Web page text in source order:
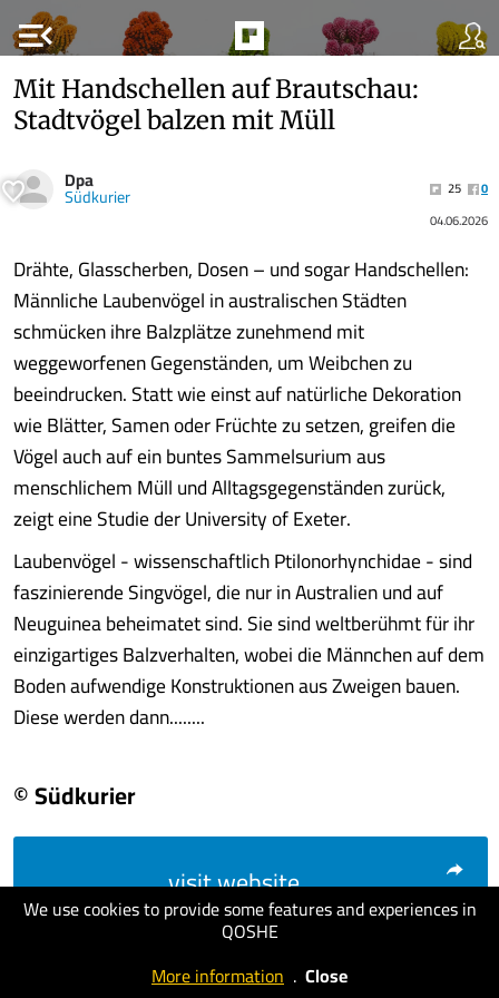
menu_open
We use cookies to provide some features and experiences in
QOSHE
More information . Close
Mit Handschellen auf Brautschau:
Stadtvögel balzen mit Müll
Dpa
Südkurier 25
0
04.06.2026
Drähte, Glasscherben, Dosen – und sogar Handschellen:
Männliche Laubenvögel in australischen Städten
schmücken ihre Balzplätze zunehmend mit
weggeworfenen Gegenständen, um Weibchen zu
beeindrucken. Statt wie einst auf natürliche Dekoration
wie Blätter, Samen oder Früchte zu setzen, greifen die
Vögel auch auf ein buntes Sammelsurium aus
menschlichem Müll und Alltagsgegenständen zurück,
zeigt eine Studie der University of Exeter.
Laubenvögel - wissenschaftlich Ptilonorhynchidae - sind
faszinierende Singvögel, die nur in Australien und auf
Neuguinea beheimatet sind. Sie sind weltberühmt für ihr
einzigartiges Balzverhalten, wobei die Männchen auf dem
Boden aufwendige Konstruktionen aus Zweigen bauen.
Diese werden dann........
© Südkurier
visit website